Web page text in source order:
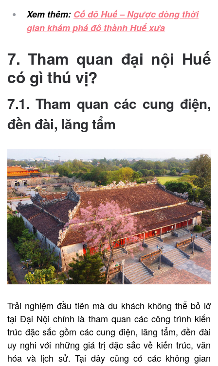
Xem thêm: Cố đô Huế – Ngược dòng thời
gian khám phá đô thành Huế xưa
7. Tham quan đại nội Huế
có gì thú vị?
7.1. Tham quan các cung điện,
đền đài, lăng tẩm
Trải nghiệm đầu tiên mà du khách không thể bỏ lỡ
tại Đại Nội chính là tham quan các công trình kiến
trúc đặc sắc gồm các cung điện, lăng tẩm, đền đài
uy nghi với những giá trị đặc sắc về kiến trúc, văn
hóa và lịch sử. Tại đây cũng có các không gian